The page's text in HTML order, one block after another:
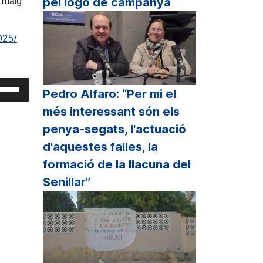
Pedro Alfaro: “Per mi el
més interessant són els
penya-segats, l'actuació
d'aquestes falles, la
formació de la llacuna del
Senillar”